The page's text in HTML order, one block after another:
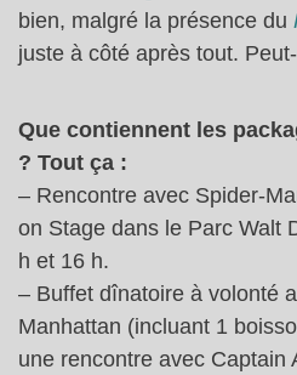
bien, malgré la présence du
juste à côté après tout.
Que contiennent les
? Tout ça :
– Rencontre avec Spider-
on Stage dans le Parc Walt
h et 16 h.
– Buffet dînatoire à volonté
Manhattan (incluant 1
une rencontre avec Captain